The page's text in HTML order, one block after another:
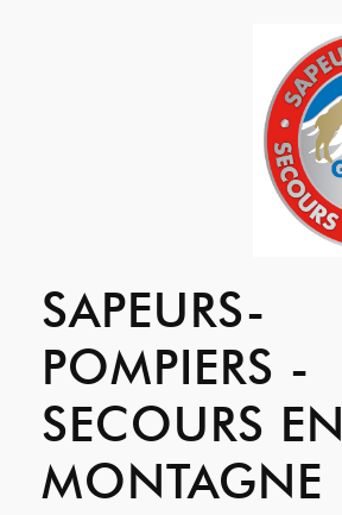
SAPEURS-
POMPIERS -
SECOURS EN
MONTAGNE